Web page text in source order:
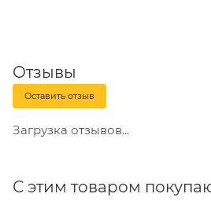
Отзывы
Оставить отзыв
Загрузка отзывов...
С этим товаром